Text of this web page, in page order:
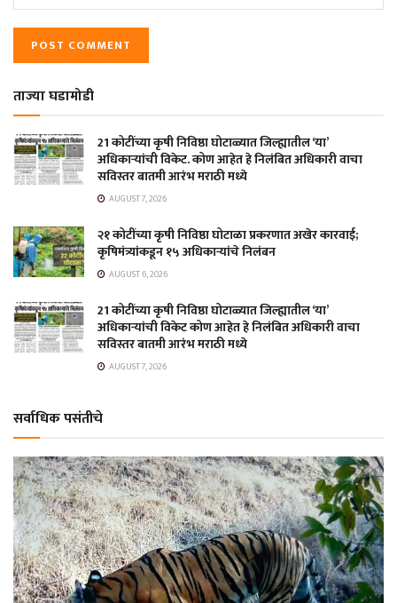
ताज्या घडामोडी
21 कोटींच्या कृषी निविष्ठा घोटाळ्यात जिल्ह्यातील ‘या’
अधिकाऱ्यांची विकेट. कोण आहेत हे निलंबित अधिकारी वाचा
सविस्तर बातमी आरंभ मराठी मध्ये
AUGUST 7, 2026
२१ कोटींच्या कृषी निविष्ठा घोटाळा प्रकरणात अखेर कारवाई;
कृषिमंत्र्यांकडून १५ अधिकाऱ्यांचे निलंबन
AUGUST 6, 2026
21 कोटींच्या कृषी निविष्ठा घोटाळ्यात जिल्ह्यातील ‘या’
अधिकाऱ्यांची विकेट कोण आहेत हे निलंबित अधिकारी वाचा
सविस्तर बातमी आरंभ मराठी मध्ये
AUGUST 7, 2026
सर्वाधिक पसंतीचे